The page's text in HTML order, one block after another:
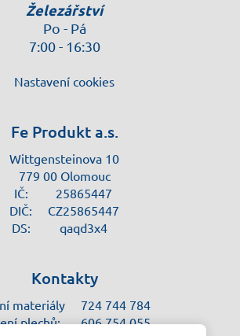
Železářství
Po - Pá
7:00 - 16:30
Nastavení cookies
Fe Produkt a.s.
Wittgensteinova 10
779 00 Olomouc
IČ:
DIČ:
DS:
25865447
CZ25865447
qaqd3x4
Kontakty
materiály
plechů:
724 744 784
606 754 055